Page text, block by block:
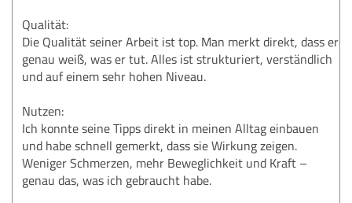
Qualität:
Die Qualität seiner Arbeit ist top. Man merkt direkt, dass er
genau weiß, was er tut. Alles ist strukturiert, verständlich
und auf einem sehr hohen Niveau.
Nutzen:
Ich konnte seine Tipps direkt in meinen Alltag einbauen
und habe schnell gemerkt, dass sie Wirkung zeigen.
Weniger Schmerzen, mehr Beweglichkeit und Kraft –
genau das, was ich gebraucht habe.